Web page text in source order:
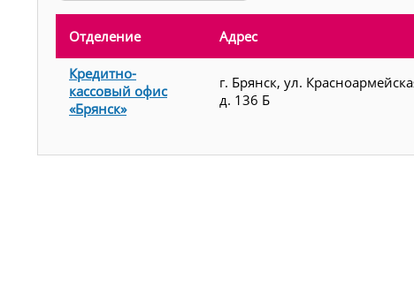
Отделение Адрес
Кредитно-
кассовый офис
«Брянск»
г. Брянск, ул.
д. 136 Б